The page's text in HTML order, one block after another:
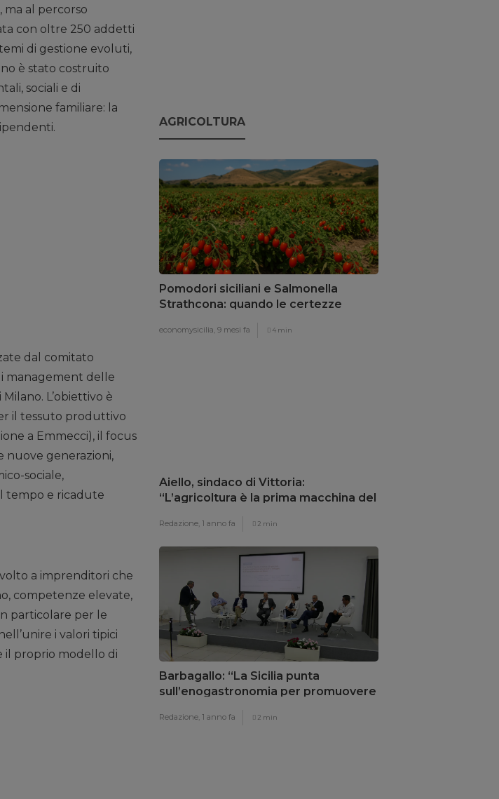
ma al percorso
con oltre 250 addetti
di gestione evoluti,
è stato costruito
sociali e di
familiare: la
dal comitato
management delle
L’obiettivo è
il tessuto produttivo
a Emmecci), il focus
nuove generazioni,
sociale,
tempo e ricadute
a imprenditori che
competenze elevate,
particolare per le
i valori tipici
il proprio modello di
AGRICOLTURA
Pomodori siciliani e Salmonella
Strathcona: quando le certezze
economysicilia, 9 mesi fa 4 min
Aiello, sindaco di Vittoria:
“L’agricoltura è la prima macchina del
Redazione, 1 anno fa 2 min
Barbagallo: “La Sicilia punta
sull’enogastronomia per promuovere
Redazione, 1 anno fa 2 min